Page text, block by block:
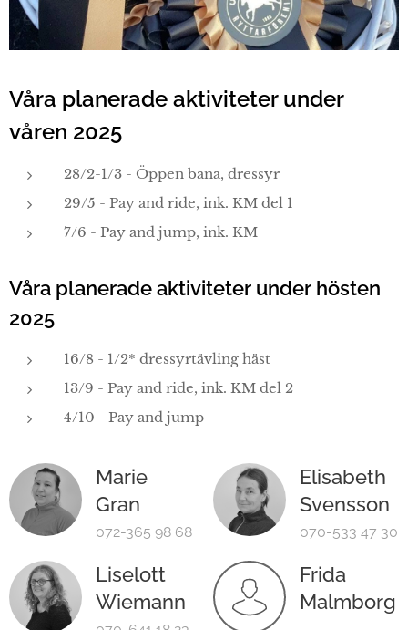
Våra planerade aktiviteter under
våren 2025
28/2-1/3 - Öppen bana, dressyr
29/5 - Pay and ride, ink. KM del 1
7/6 - Pay and jump, ink. KM
Våra planerade aktiviteter under hösten
2025
16/8 - 1/2* dressyrtävling häst
13/9 - Pay and ride, ink. KM del 2
4/10 - Pay and jump
Marie
Gran
072-365 98 68
Elisabeth
Svensson
070-533 47 30
Liselott
Wiemann
Frida
Malmborg